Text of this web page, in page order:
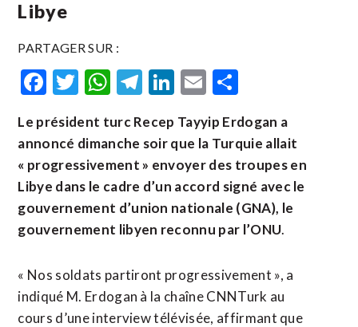
Libye
PARTAGER SUR :
Facebook
Twitter
WhatsApp
Telegram
LinkedIn
Email
Le président turc Recep Tayyip Erdogan a
annoncé dimanche soir que la Turquie allait
« progressivement » envoyer des troupes en
Libye dans le cadre d’un accord signé avec le
gouvernement d’union nationale (GNA), le
gouvernement libyen reconnu par l’ONU.
« Nos soldats partiront progressivement », a
indiqué M. Erdogan à la chaîne CNNTurk au
cours d’une interview télévisée, affirmant que